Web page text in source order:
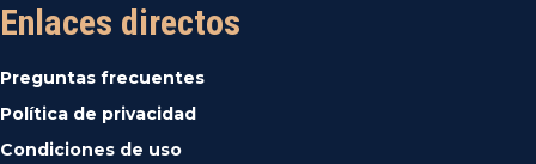
Enlaces directos
Preguntas frecuentes
Política de privacidad
Condiciones de uso